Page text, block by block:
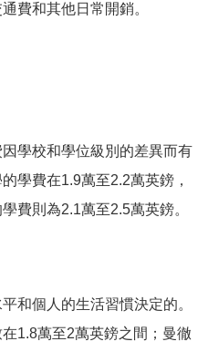
費和其他日常開銷。
學校和學位級別的差異而有
學費在1.9萬至2.2萬英鎊，
費則為2.1萬至2.5萬英鎊。
和個人的生活習慣決定的。
1.8萬至2萬英鎊之間；曼徹